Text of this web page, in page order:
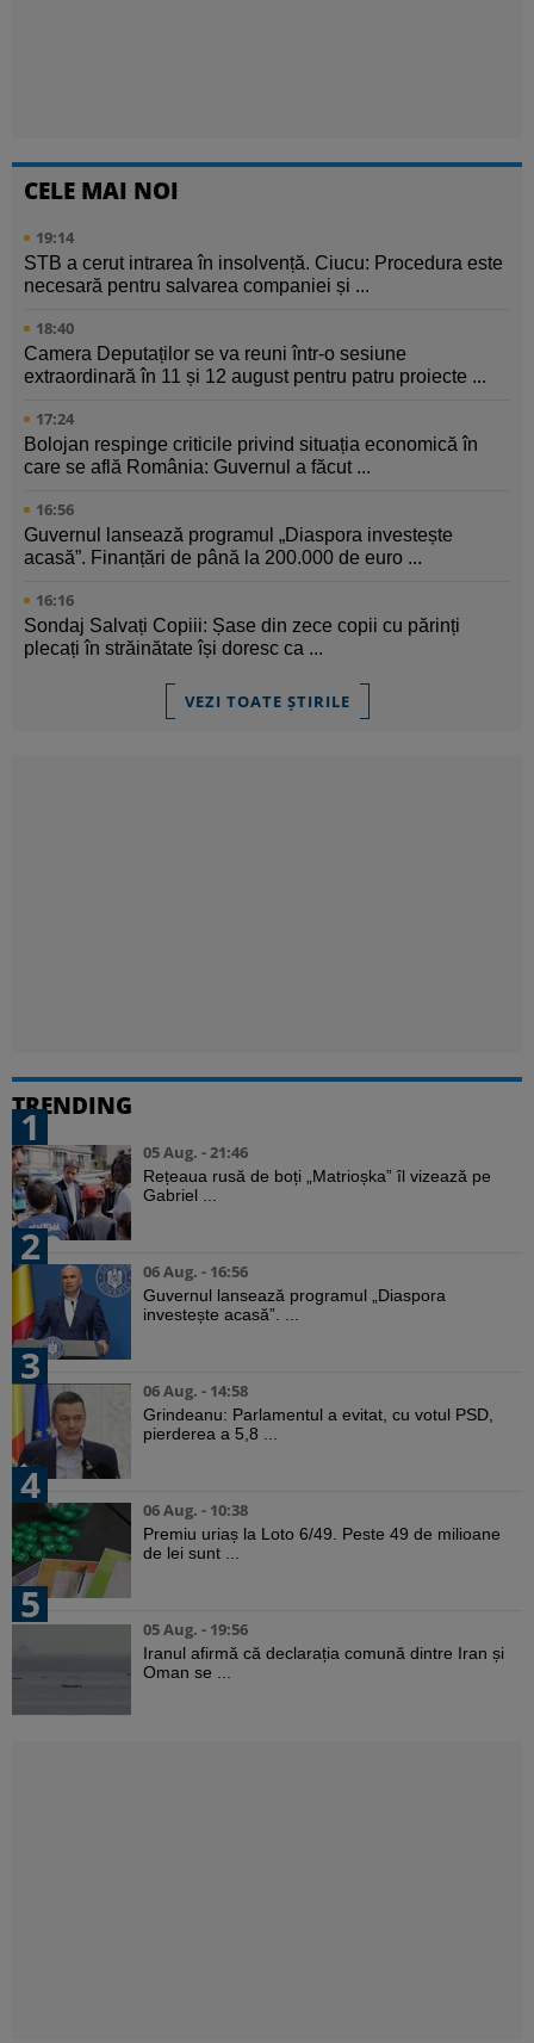
CELE MAI NOI
19:14
STB a cerut intrarea în insolvență. Ciucu: Procedura este
necesară pentru salvarea companiei și ...
18:40
Camera Deputaților se va reuni într-o sesiune
extraordinară în 11 și 12 august pentru patru proiecte ...
17:24
Bolojan respinge criticile privind situația economică în
care se află România: Guvernul a făcut ...
16:56
Guvernul lansează programul „Diaspora investește
acasă”. Finanțări de până la 200.000 de euro ...
16:16
Sondaj Salvați Copiii: Șase din zece copii cu părinți
plecați în străinătate își doresc ca ...
VEZI TOATE ȘTIRILE
TRENDING
1
05 Aug. - 21:46
Rețeaua rusă de boți „Matrioșka” îl vizează pe
Gabriel ...
2
06 Aug. - 16:56
Guvernul lansează programul „Diaspora
investește acasă”. ...
3
06 Aug. - 14:58
Grindeanu: Parlamentul a evitat, cu votul PSD,
pierderea a 5,8 ...
4
06 Aug. - 10:38
Premiu uriaș la Loto 6/49. Peste 49 de milioane
de lei sunt ...
5
05 Aug. - 19:56
Iranul afirmă că declarația comună dintre Iran și
Oman se ...